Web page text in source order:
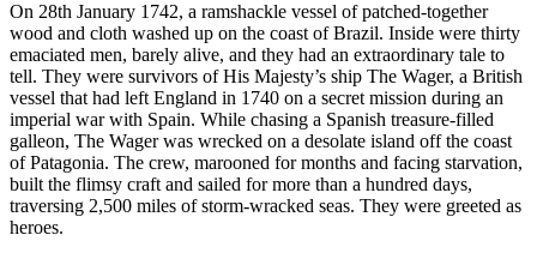
On 28th January 1742, a ramshackle vessel of patched-together
wood and cloth washed up on the coast of Brazil. Inside were thirty
emaciated men, barely alive, and they had an extraordinary tale to
tell. They were survivors of His Majesty’s ship The Wager, a British
vessel that had left England in 1740 on a secret mission during an
imperial war with Spain. While chasing a Spanish treasure-filled
galleon, The Wager was wrecked on a desolate island off the coast
of Patagonia. The crew, marooned for months and facing starvation,
built the flimsy craft and sailed for more than a hundred days,
traversing 2,500 miles of storm-wracked seas. They were greeted as
heroes.